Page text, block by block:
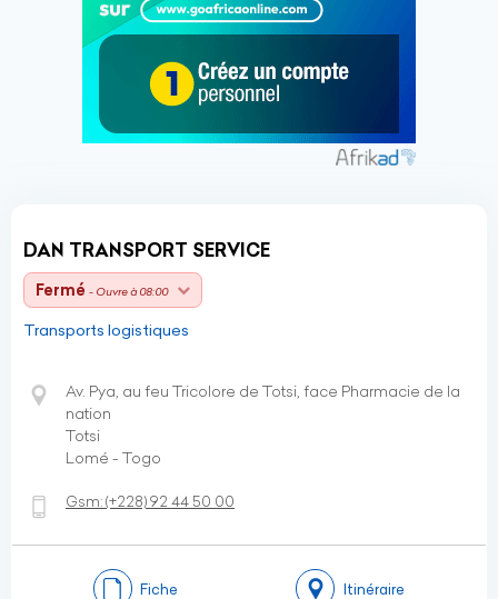
DAN TRANSPORT SERVICE
Fermé - Ouvre à 08:00
Transports logistiques
Av. Pya, au feu Tricolore de Totsi, face Pharmacie de la
nation
Totsi
Lomé - Togo
Gsm:(+228)92 44 50 00
Fiche Itinéraire